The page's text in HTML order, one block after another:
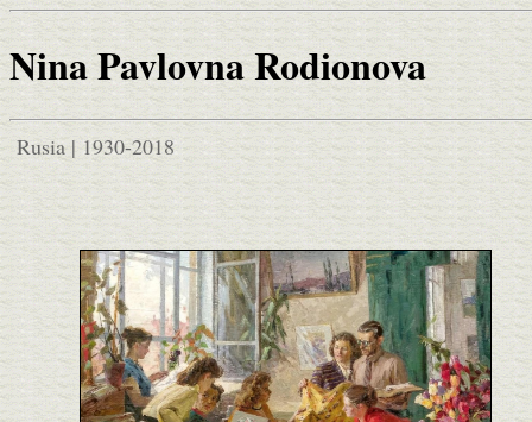
Nina Pavlovna Rodionova
Rusia | 1930-2018